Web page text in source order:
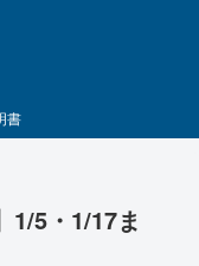
書
1/5・1/17ま